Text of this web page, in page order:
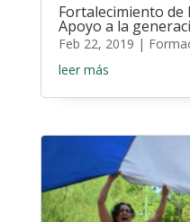
Fortalecimiento de
Apoyo a la
Feb 22, 2019 |
leer más